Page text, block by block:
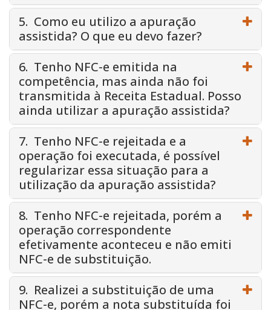
5. Como eu utilizo a apuração
assistida? O que eu devo fazer?
6. Tenho NFC-e emitida na
competência, mas ainda não foi
transmitida à Receita Estadual. Posso
ainda utilizar a apuração assistida?
7. Tenho NFC-e rejeitada e a
operação foi executada, é possível
regularizar essa situação para a
utilização da apuração assistida?
8. Tenho NFC-e rejeitada, porém a
operação correspondente
efetivamente aconteceu e não emiti
NFC-e de substituição.
9. Realizei a substituição de uma
NFC-e, porém a nota substituída foi